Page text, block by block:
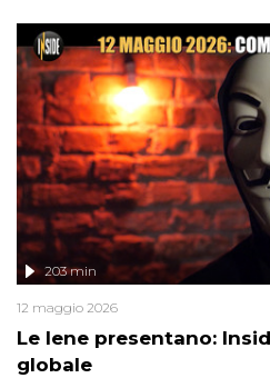
Le Iene presentano:
globale
203 min
12 maggio 2026